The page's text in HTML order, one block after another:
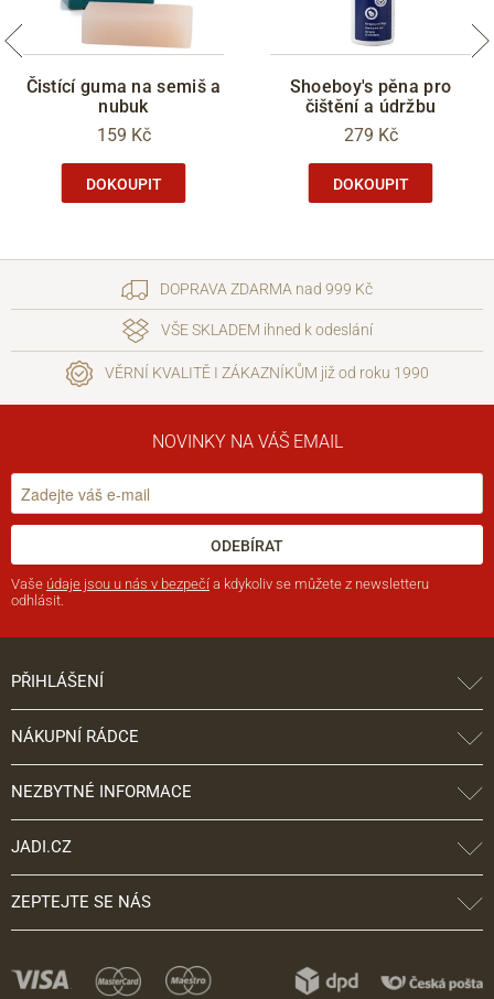
Čistící guma na semiš a
nubuk
159 Kč
DOKOUPIT
Shoeboy's pěna pro
čištění a údržbu
279 Kč
DOKOUPIT
DOPRAVA ZDARMA nad 999 Kč
VŠE SKLADEM ihned k odeslání
VĚRNÍ KVALITĚ I ZÁKAZNÍKŮM již od roku 1990
NOVINKY NA VÁŠ EMAIL
ODEBÍRAT
Vaše údaje jsou u nás v bezpečí a kdykoliv se můžete z newsletteru
odhlásit.
PŘIHLÁŠENÍ
NÁKUPNÍ RÁDCE
NEZBYTNÉ INFORMACE
JADI.CZ
ZEPTEJTE SE NÁS